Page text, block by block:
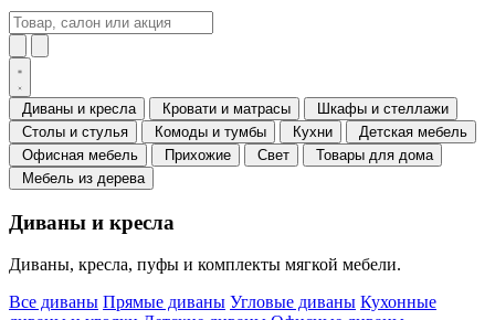
Диваны и кресла Кровати и матрасы
Шкафы и стеллажи
Столы и стулья
Комоды и тумбы Кухни
Детская мебель
Офисная мебель
Прихожие Свет
Товары для дома
Мебель из дерева
Диваны и кресла
Диваны, кресла, пуфы и комплекты мягкой мебели.
Все диваны Прямые диваны Угловые диваны Кухонные